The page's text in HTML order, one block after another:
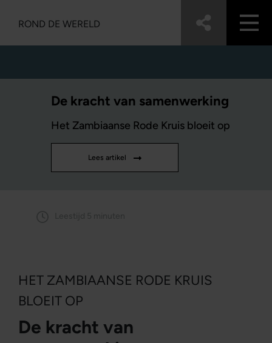
ROND DE WERELD
De kracht van samenwerking
Het Zambiaanse Rode Kruis bloeit op
Lees artikel
HET ZAMBIAANSE RODE KRUIS
BLOEIT OP
De kracht van